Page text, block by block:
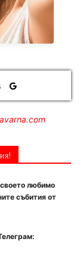
любимо
събития от